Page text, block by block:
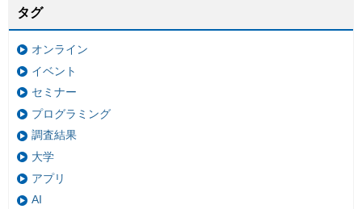
タグ
オンライン
イベント
セミナー
プログラミング
調査結果
大学
アプリ
AI